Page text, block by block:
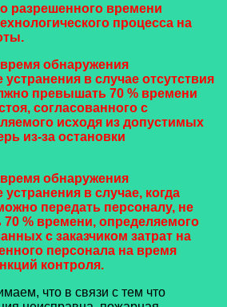
разрешенного времени
процесса на
обнаружения
в случае отсутствия
превышать 70 % времени
согласованного с
исходя из допустимых
из-за остановки
обнаружения
в случае, когда
передать персоналу, не
% времени, определяемого
с заказчиком затрат на
персонала на время
контроля.
что в связи с тем что